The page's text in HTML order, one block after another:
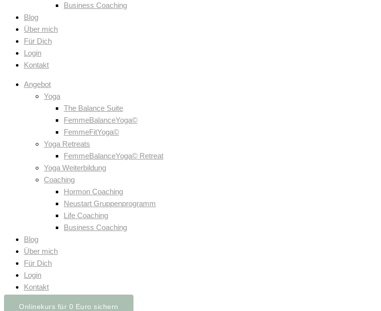
Business Coaching
Blog
Über mich
Für Dich
Login
Kontakt
Angebot
Yoga
The Balance Suite
FemmeBalanceYoga©
FemmeFitYoga©
Yoga Retreats
FemmeBalanceYoga© Retreat
Yoga Weiterbildung
Coaching
Hormon Coaching
Neustart Gruppenprogramm
Life Coaching
Business Coaching
Blog
Über mich
Für Dich
Login
Kontakt
Onlinekurs für 0 Euro sichern